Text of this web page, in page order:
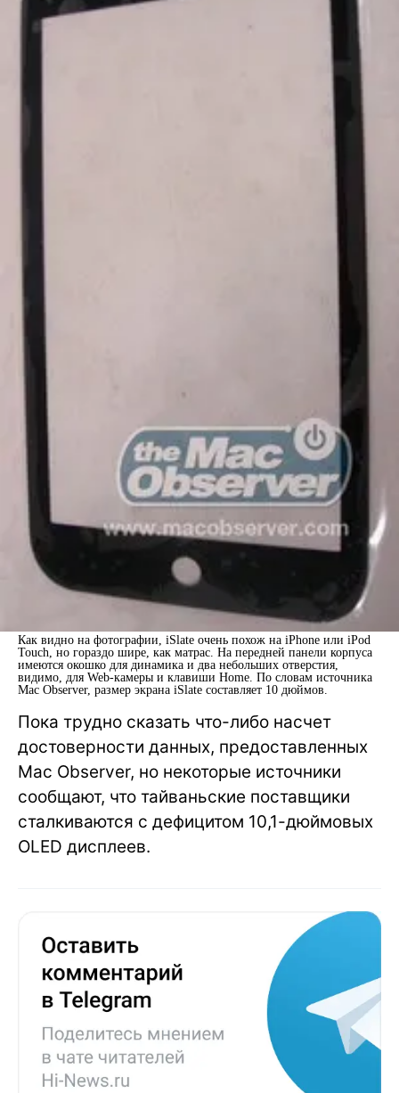
Как видно на фотографии, iSlate очень похож на iPhone или iPod
Touch, но гораздо шире, как матрас. На передней панели корпуса
имеются окошко для динамика и два небольших отверстия,
видимо, для Web-камеры и клавиши Home. По словам источника
Mac Observer, размер экрана iSlate составляет 10 дюймов.
Пока трудно сказать что-либо насчет
достоверности данных, предоставленных
Mac Observer, но некоторые источники
сообщают, что тайваньские поставщики
сталкиваются с дефицитом 10,1-дюймовых
OLED дисплеев.